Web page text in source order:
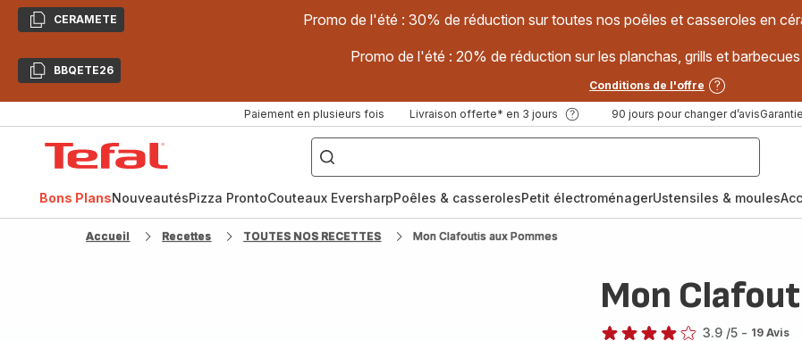
CopierCERAMETE Promo de l'été : 30% de réduction sur toutes nos poêles et casseroles en
CopierBBQETE26
Promo de l'été : 20% de réduction sur les planchas, grills et
Conditions de l'offre
Paiement en plusieurs fois Livraison offerte* en 3 jours 90 jours pour changer d’avis
["Poêles
inox,
Cake
Factory,
Bons PlansNouveautésPizza ProntoCouteaux EversharpPoêles & casserolesPetit électroménagerUstensiles & moules
Accueil Recettes TOUTES NOS RECETTES Mon Clafoutis aux Pommes
Mon
3.9 /5 - 19 Avis